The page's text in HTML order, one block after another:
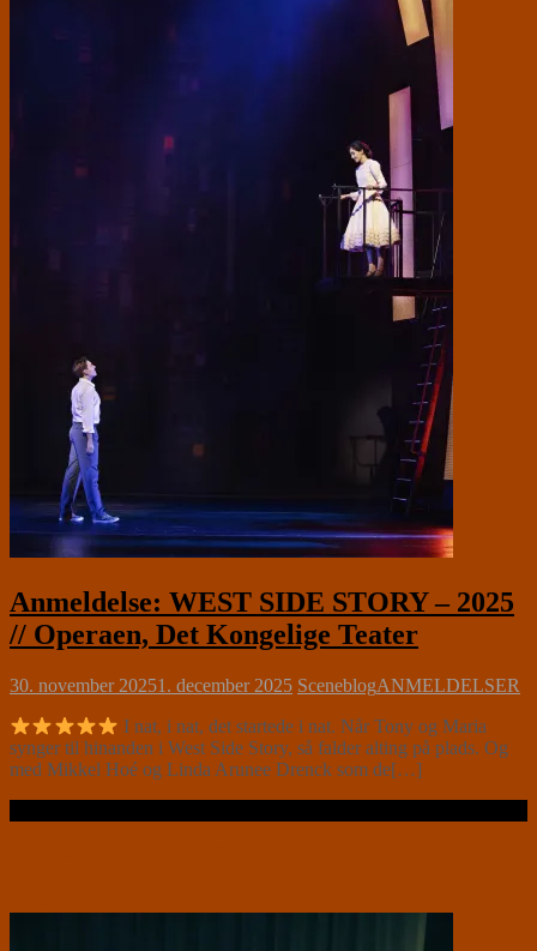
Anmeldelse: WEST SIDE STORY – 2025
// Operaen, Det Kongelige Teater
30. november 20251. december 2025 SceneblogANMELDELSER
I nat, i nat, det startede i nat. Når Tony og Maria
synger til hinanden i West Side Story, så falder alting på plads. Og
med Mikkel Hoé og Linda Arunee Drenck som de[…]